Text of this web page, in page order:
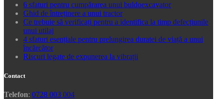
6 sfaturi pentru cumpărarea unui buldoexcavator
Ghid de întreținere a unui tractor
Ce trebuie să verificați pentru a identifica la timp defecțiunile
unui utilaj
4 sfaturi esențiale pentru prelungirea duratei de viață a unui
încărcător
Riscuri legate de expunerea la vibrații
Contact
Telefon: 0728 003 004